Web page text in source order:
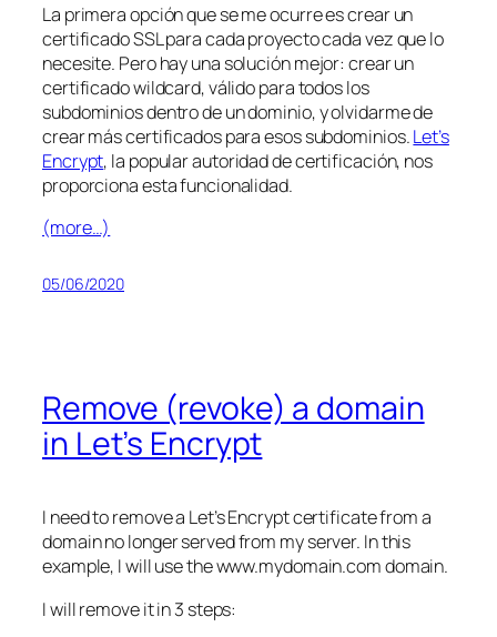
La primera opción que se me ocurre es crear un
certificado SSL para cada proyecto cada vez que lo
necesite. Pero hay una solución mejor: crear un
certificado wildcard, válido para todos los
subdominios dentro de un dominio, y olvidarme de
crear más certificados para esos subdominios.Let’s
Encrypt, la popular autoridad de certificación, nos
proporciona esta funcionalidad.
(more…)
05/06/2020
Remove (revoke) a domain
in Let’s Encrypt
I need to remove a Let’s Encrypt certificate from a
domain no longer served from my server. In this
example, I will use the www.mydomain.com domain.
I will remove it in 3 steps: